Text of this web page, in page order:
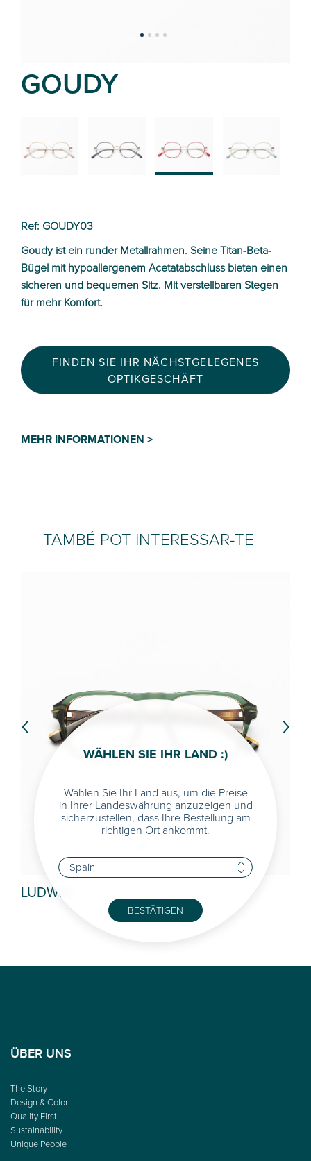
GOUDY
Ref: GOUDY03
Goudy ist ein runder Metallrahmen. Seine Titan-Beta-
Bügel mit hypoallergenem Acetatabschluss bieten einen
sicheren und bequemen Sitz. Mit verstellbaren Stegen
für mehr Komfort.
FINDEN SIE IHR NÄCHSTGELEGENES
OPTIKGESCHÄFT
MEHR INFORMATIONEN >
TAMBÉ POT INTERESSAR-TE
LUDWIG
‹ ›
ÜBER UNS
The Story
Design & Color
Quality First
Sustainability
Unique People
WÄHLEN SIE IHR LAND :)
Wählen Sie Ihr Land aus, um die Preise
in Ihrer Landeswährung anzuzeigen und
sicherzustellen, dass Ihre Bestellung am
richtigen Ort ankommt.
BESTÄTIGEN